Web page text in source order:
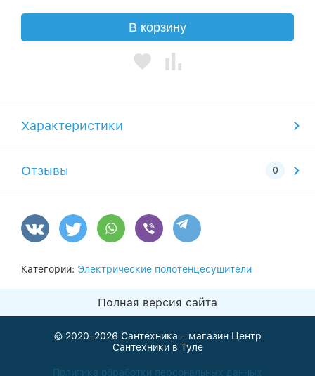
В корзину
Характеристики
Отзывы
Категории: Электрические полотенцесушители
Полная версия сайта
© 2020-2026 Сантехника - магазин Центр
Сантехники в Туле
Политика обработки персональных данных